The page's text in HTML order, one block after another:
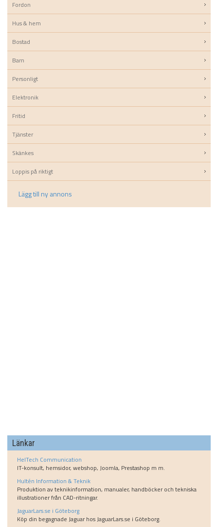
Fordon
Hus & hem
Bostad
Barn
Personligt
Elektronik
Fritid
Tjänster
Skänkes
Loppis på riktigt
Lägg till ny annons
Länkar
HelTech Communication
IT-konsult, hemsidor, webshop, Joomla, Prestashop m m.
Hultén Information & Teknik
Produktion av teknikinformation, manualer, handböcker och tekniska
illustrationer från CAD-ritningar.
JaguarLars.se i Göteborg
Köp din begagnade Jaguar hos JaguarLars.se i Göteborg.